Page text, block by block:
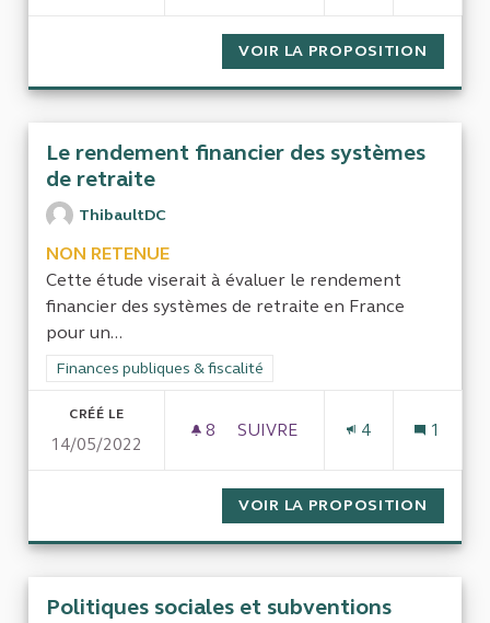
VOIR LA PROPOSITION
Le rendement financier des systèmes
de retraite
ThibaultDC
NON RETENUE
Cette étude viserait à évaluer le rendement
financier des systèmes de retraite en France
pour un...
Filtrer les résultats de la catégorie : Finances publiques &
Finances publiques & fiscalité
CRÉÉ LE
14/05/2022
8 8 ABONNÉS
SUIVRE
4 1
VOIR LA PROPOSITION
Politiques sociales et subventions